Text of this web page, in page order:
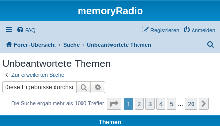
memoryRadio
FAQ Anmelden
Registrieren
Foren-Übersicht Suche Unbeantwortete Themen
Unbeantwortete Themen
Zur erweiterten Suche
Suche
Die Suche ergab mehr als 1000 Treffer Seite 1von 20
1 2 3 4 5 20
Themen